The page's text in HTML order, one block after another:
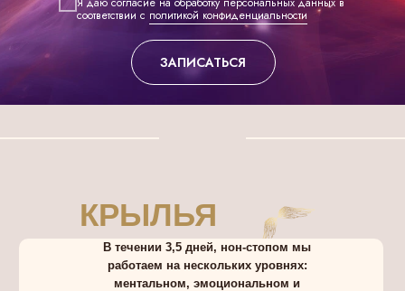
соответствии с политикой конфиденциальности
ЗАПИСАТЬСЯ
КРЫЛЬЯ
В течении 3,5 дней, нон-стопом мы
работаем на нескольких уровнях:
ментальном, эмоциональном и